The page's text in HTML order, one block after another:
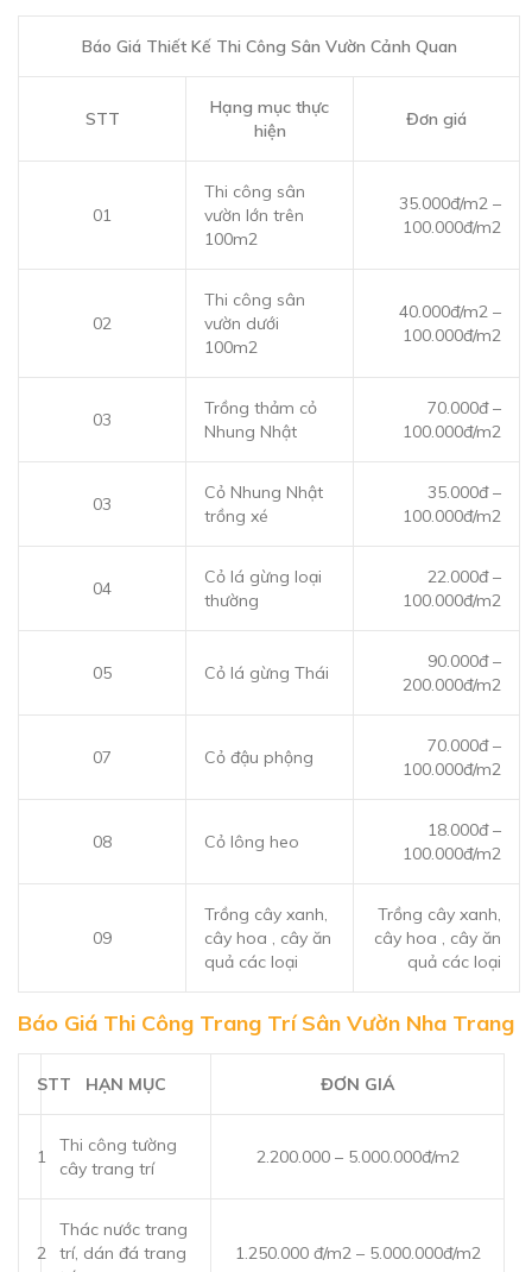
Báo Giá Thiết Kế Thi Công Sân Vườn Cảnh Quan
STT
Hạng mục thực
hiện
Đơn giá
01
Thi công sân
vườn lớn trên
100m2
35.000đ/m2 –
100.000đ/m2
02
Thi công sân
vườn dưới
100m2
40.000đ/m2 –
100.000đ/m2
03
Trồng thảm cỏ
Nhung Nhật
70.000đ –
100.000đ/m2
03
Cỏ Nhung Nhật
trồng xé
35.000đ –
100.000đ/m2
04
Cỏ lá gừng loại
thường
22.000đ –
100.000đ/m2
05 Cỏ lá gừng Thái
90.000đ –
200.000đ/m2
07 Cỏ đậu phộng
70.000đ –
100.000đ/m2
08 Cỏ lông heo
18.000đ –
100.000đ/m2
09
Trồng cây xanh,
cây hoa , cây ăn
quả các loại
Trồng cây xanh,
cây hoa , cây ăn
quả các loại
Báo Giá Thi Công Trang Trí Sân Vườn Nha Trang
STT HẠN MỤC ĐƠN GIÁ
1
Thi công tường
cây trang trí
2.200.000 – 5.000.000đ/m2
2
Thác nước trang
trí, dán đá trang
1.250.000 đ/m2 – 5.000.000đ/m2